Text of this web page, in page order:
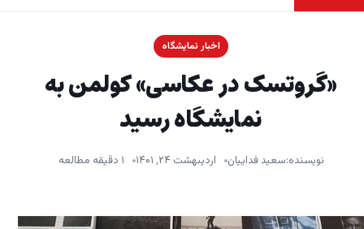
اخبار نمایشگاه
«گروتسک در عکاسی» کولمن به
نمایشگاه رسید
نویسنده:سعید فداییان اردیبهشت ۲۴, ۱۴۰۱ ۱ دقیقه مطالعه